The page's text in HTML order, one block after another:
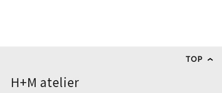
TOP
H+M atelier